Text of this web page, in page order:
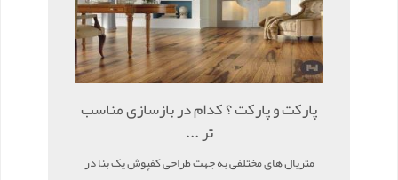
پارکت و پارکت ؟ کدام در بازسازی مناسب
تر ...
متریال های مختلفی به جهت طراحی کفپوش یک بنا در